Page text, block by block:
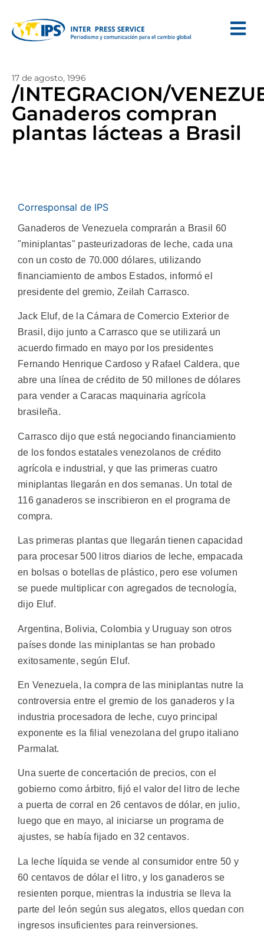
17 de agosto, 1996
/INTEGRACION/
Ganaderos compran
plantas lácteas a Brasil
Corresponsal de IPS
Ganaderos de Venezuela comprarán a Brasil 60
"miniplantas" pasteurizadoras de leche, cada una
con un costo de 70.000 dólares, utilizando
financiamiento de ambos Estados, informó el
presidente del gremio, Zeilah Carrasco.
Jack Eluf, de la Cámara de Comercio Exterior de
Brasil, dijo junto a Carrasco que se utilizará un
acuerdo firmado en mayo por los presidentes
Fernando Henrique Cardoso y Rafael Caldera, que
abre una línea de crédito de 50 millones de dólares
para vender a Caracas maquinaria agrícola
brasileña.
Carrasco dijo que está negociando financiamiento
de los fondos estatales venezolanos de crédito
agrícola e industrial, y que las primeras cuatro
miniplantas llegarán en dos semanas. Un total de
116 ganaderos se inscribieron en el programa de
compra.
Las primeras plantas que llegarán tienen capacidad
para procesar 500 litros diarios de leche, empacada
en bolsas o botellas de plástico, pero ese volumen
se puede multiplicar con agregados de tecnología,
dijo Eluf.
Argentina, Bolivia, Colombia y Uruguay son otros
países donde las miniplantas se han probado
exitosamente, según Eluf.
En Venezuela, la compra de las miniplantas nutre la
controversia entre el gremio de los ganaderos y la
industria procesadora de leche, cuyo principal
exponente es la filial venezolana del grupo italiano
Parmalat.
Una suerte de concertación de precios, con el
gobierno como árbitro, fijó el valor del litro de leche
a puerta de corral en 26 centavos de dólar, en julio,
luego que en mayo, al iniciarse un programa de
ajustes, se había fijado en 32 centavos.
La leche líquida se vende al consumidor entre 50 y
60 centavos de dólar el litro, y los ganaderos se
resienten porque, mientras la industria se lleva la
parte del león según sus alegatos, ellos quedan con
ingresos insuficientes para reinversiones.